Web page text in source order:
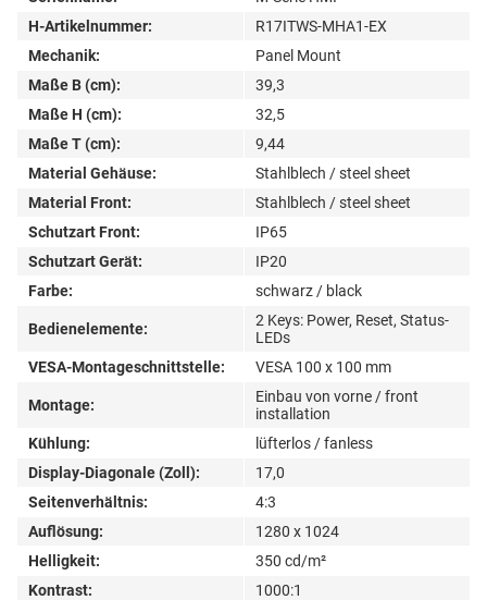
H-Artikelnummer:
R17ITWS-MHA1-EX
Mechanik:
Panel Mount
Maße B (cm):
39,3
Maße H (cm):
32,5
Maße T (cm):
9,44
Material Gehäuse:
Stahlblech / steel sheet
Material Front:
Stahlblech / steel sheet
Schutzart Front:
IP65
Schutzart Gerät:
IP20
Farbe:
schwarz / black
Bedienelemente:
2 Keys: Power, Reset, Status-
LEDs
VESA-Montageschnittstelle:
VESA 100 x 100 mm
Montage:
Einbau von vorne / front
installation
Kühlung:
lüfterlos / fanless
Display-Diagonale (Zoll):
17,0
Seitenverhältnis:
4:3
Auflösung:
1280 x 1024
Helligkeit:
350 cd/m²
Kontrast:
1000:1